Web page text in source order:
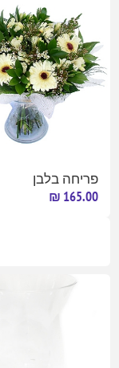
פריחה בלבן
165.00 ₪